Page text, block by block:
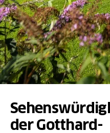
der Gotthard-